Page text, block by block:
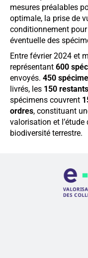
mesures préalables
optimale, la prise de
conditionnement
éventuelle des
Entre février 2024 et
représentant 600
envoyés. 450
livrés, les 150 restants
spécimens couvrent
ordres, constituant
valorisation et
biodiversité terrestre.